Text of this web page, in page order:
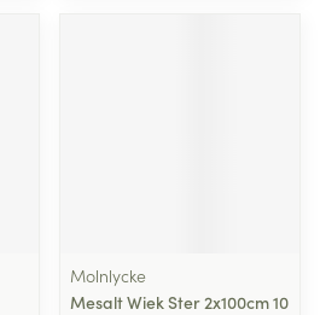
Molnlycke
Mesalt Wiek Ster 2x100cm 10